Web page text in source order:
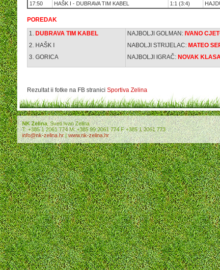
17:50
HAŠK I - DUBRAVA TIM KABEL 1:1 (3:4)
POREDAK
1. DUBRAVA TIM KABEL
2. HAŠK I
3. GORICA
NAJBOLJI GOLMAN: IVANO
NABOLJI STRIJELAC: MATEO
NAJBOLJI IGRAČ: NOVAK
Rezultat ii fotke na FB stranici Sportiva Zelina
NK Zelina, Sveti Ivan Zelina
T: +385 1 2061 774 M: +385 99 2061 774 F +385 1 2061 773
info@nk-zelina.hr|www.nk-zelina.hr